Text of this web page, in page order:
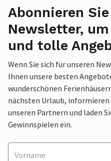
Abonnieren
Newsletter,
und tolle
Wenn Sie sich für unseren
Ihnen unsere besten
wunderschönen
nächsten Urlaub,
unseren Partnern und laden
Gewinnspielen ein.